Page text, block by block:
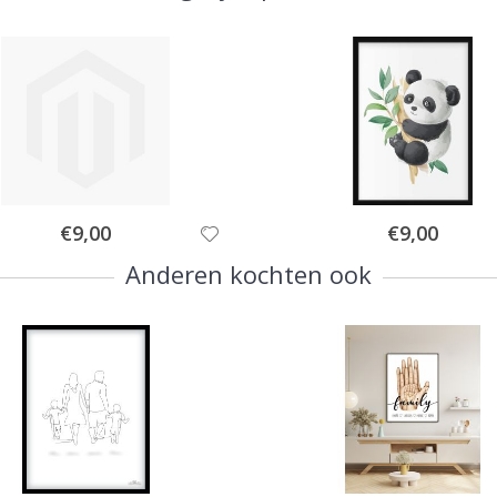
Special
Price
€9,00 Special
Price
€9,00
Anderen kochten ook